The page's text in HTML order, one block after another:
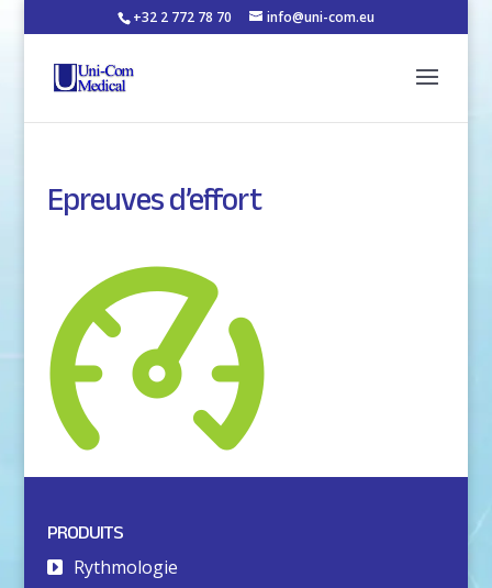
+32 2 772 78 70 info@uni-com.eu
Epreuves d’effort
PRODUITS
Rythmologie